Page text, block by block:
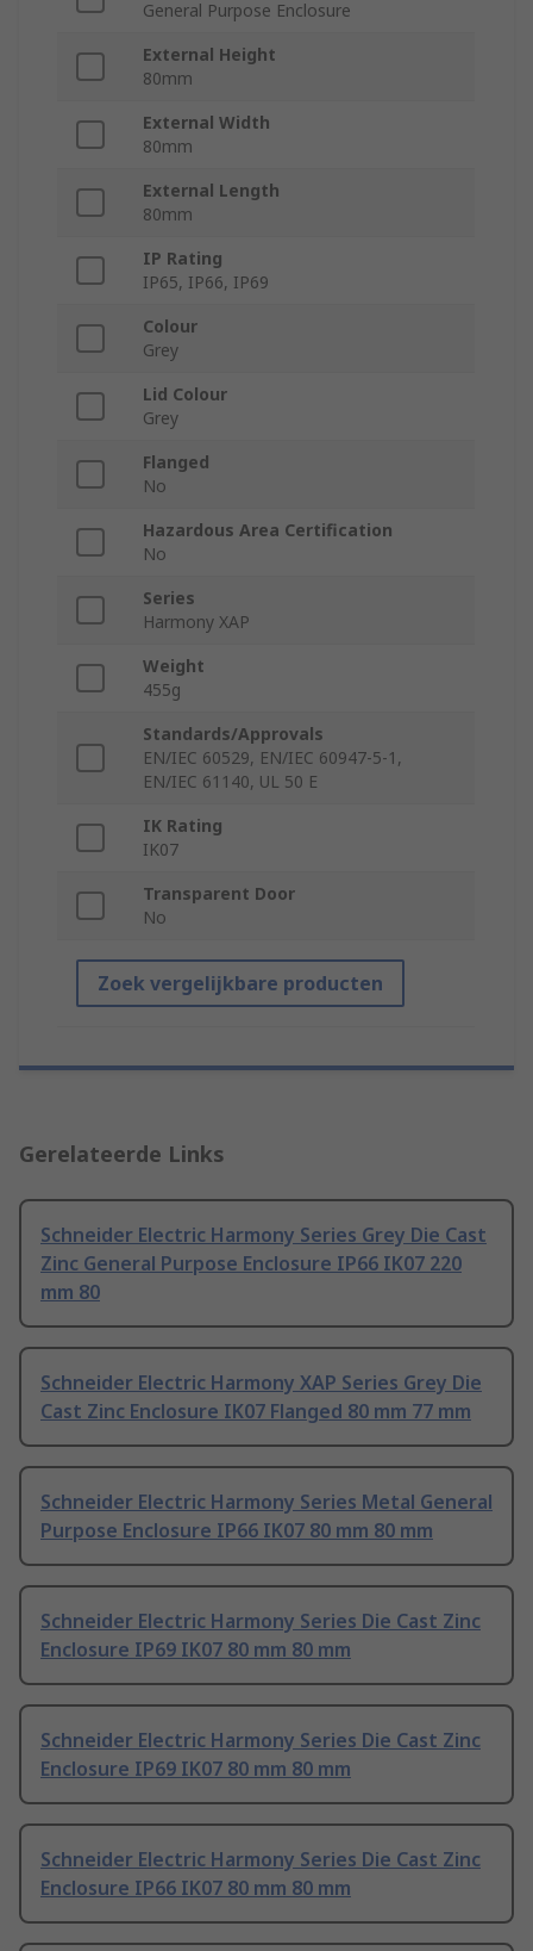
General Purpose Enclosure
External Height
80mm
External Width
80mm
External Length
80mm
IP Rating
IP65, IP66, IP69
Colour
Grey
Lid Colour
Grey
Flanged
No
Hazardous Area Certification
No
Series
Harmony XAP
Weight
455g
Standards/Approvals
EN/IEC 60529, EN/IEC 60947-5-1,
EN/IEC 61140, UL 50 E
IK Rating
IK07
Transparent Door
No
Zoek vergelijkbare producten
Gerelateerde Links
Schneider Electric Harmony Series Grey Die Cast
Zinc General Purpose Enclosure IP66 IK07 220
mm 80
Schneider Electric Harmony XAP Series Grey Die
Cast Zinc Enclosure IK07 Flanged 80 mm 77 mm
Schneider Electric Harmony Series Metal General
Purpose Enclosure IP66 IK07 80 mm 80 mm
Schneider Electric Harmony Series Die Cast Zinc
Enclosure IP69 IK07 80 mm 80 mm
Schneider Electric Harmony Series Die Cast Zinc
Enclosure IP69 IK07 80 mm 80 mm
Schneider Electric Harmony Series Die Cast Zinc
Enclosure IP66 IK07 80 mm 80 mm